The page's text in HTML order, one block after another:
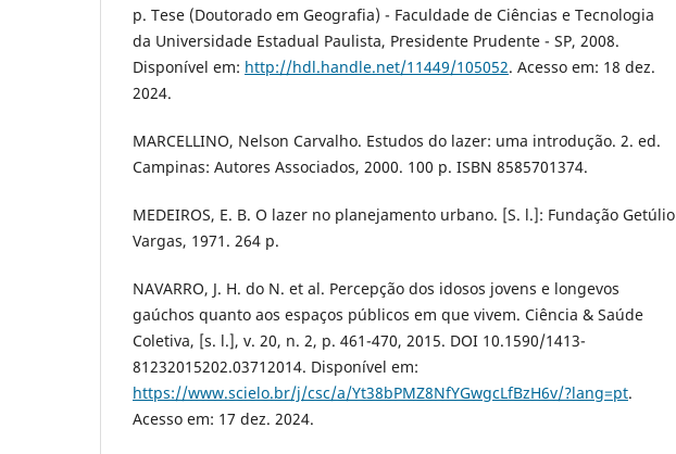
p. Tese (Doutorado em Geografia) - Faculdade de Ciências e Tecnologia
da Universidade Estadual Paulista, Presidente Prudente - SP, 2008.
Disponível em: http://hdl.handle.net/11449/105052. Acesso em: 18 dez.
2024.
MARCELLINO, Nelson Carvalho. Estudos do lazer: uma introdução. 2. ed.
Campinas: Autores Associados, 2000. 100 p. ISBN 8585701374.
MEDEIROS, E. B. O lazer no planejamento urbano. [S. l.]: Fundação Getúlio
Vargas, 1971. 264 p.
NAVARRO, J. H. do N. et al. Percepção dos idosos jovens e longevos
gaúchos quanto aos espaços públicos em que vivem. Ciência & Saúde
Coletiva, [s. l.], v. 20, n. 2, p. 461-470, 2015. DOI 10.1590/1413-
81232015202.03712014. Disponível em:
https://www.scielo.br/j/csc/a/Yt38bPMZ8NfYGwgcLfBzH6v/?lang=pt.
Acesso em: 17 dez. 2024.